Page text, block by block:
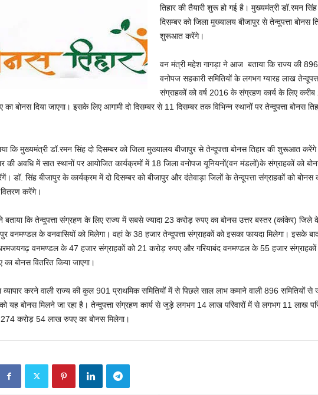
तिहार की तैयारी शुरू हो गई है। मुख्यमंत्री डॉ.रमन सिंह
दिसम्बर को जिला मुख्यालय बीजापुर से तेन्दूपत्ता बोनस
शुरूआत करेंगे।
वन मंत्री महेश गागड़ा ने आज बताया कि राज्य की 896
वनोपज सहकारी समितियों के लगभग ग्यारह लाख
संग्राहकों को वर्ष 2016 के संग्रहण कार्य के लिए
बोनस दिया जाएगा। इसके लिए आगामी दो दिसम्बर से 11 दिसम्बर तक विभिन्न स्थानों पर तेन्दूपत्ता बोनस
कि मुख्यमंत्री डॉ.रमन सिंह दो दिसम्बर को जिला मुख्यालय बीजापुर से तेन्दूपत्ता बोनस तिहार की शुरूआत
की अवधि में सात स्थानों पर आयोजित कार्यक्रमों में 18 जिला वनोपज यूनियनों(वन मंडलों)के संग्राहकों को
डॉ. सिंह बीजापुर के कार्यक्रम में दो दिसम्बर को बीजापुर और दंतेवाड़ा जिलों के तेन्दूपत्ता संग्राहकों को बोनस
करेंगे।
बताया कि तेन्दूपत्ता संग्रहण के लिए राज्य में सबसे ज्यादा 23 करोड़ रुपए का बोनस उत्तर बस्तर (कांकेर) जिले
वनमण्डल के वनवासियों को मिलेगा। वहां के 38 हजार तेन्दूपत्ता संग्राहकों को इसका फायदा मिलेगा। इसके
वनमण्डल के 47 हजार संग्राहकों को 21 करोड़ रुपए और गरियाबंद वनमण्डल के 55 हजार
बोनस वितरित किया जाएगा।
व्यापार करने वाली राज्य की कुल 901 प्राथमिक समितियों में से पिछले साल लाभ कमाने वाली 896 समितियों से
यह बोनस मिलने जा रहा है। तेन्दूपत्ता संग्रहण कार्य से जुड़े लगभग 14 लाख परिवारों में से लगभग 11 लाख
274 करोड़ 54 लाख रुपए का बोनस मिलेगा।